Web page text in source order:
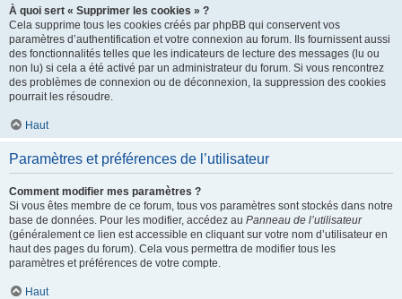
À quoi sert « Supprimer les cookies » ?
Cela supprime tous les cookies créés par phpBB qui conservent vos
paramètres d’authentification et votre connexion au forum. Ils fournissent aussi
des fonctionnalités telles que les indicateurs de lecture des messages (lu ou
non lu) si cela a été activé par un administrateur du forum. Si vous rencontrez
des problèmes de connexion ou de déconnexion, la suppression des cookies
pourrait les résoudre.
Haut
Paramètres et préférences de l’utilisateur
Comment modifier mes paramètres ?
Si vous êtes membre de ce forum, tous vos paramètres sont stockés dans notre
base de données. Pour les modifier, accédez au Panneau de l’utilisateur
(généralement ce lien est accessible en cliquant sur votre nom d’utilisateur en
haut des pages du forum). Cela vous permettra de modifier tous les
paramètres et préférences de votre compte.
Haut